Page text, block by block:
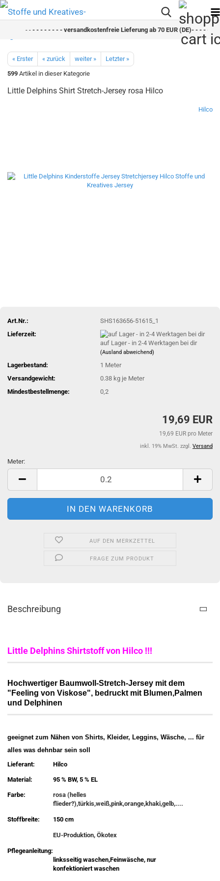
- -- - - - - - - - versandkostenfreie Lieferung ab 70 EUR (DE)- - - - - - -
« Erster « zurück weiter »
Letzter »
599 Artikel in dieser Kategorie
Little Delphins Shirt Stretch-Jersey rosa Hilco
Hilco
Art.Nr.:
SHS163656-51615_1
Lieferzeit:
auf Lager - in 2-4 Werktagen bei dir
(Ausland abweichend)
Lagerbestand: 1 Meter
Versandgewicht:
0.38 kg je Meter
Mindestbestellmenge:
0,2
19,69 EUR
19,69 EUR pro Meter
inkl. 19% MwSt. zzgl. Versand
Meter:
Meter
AUF DEN MERKZETTEL
FRAGE ZUM PRODUKT
Beschreibung
Little Delphins Shirtstoff von Hilco !!!
Hochwertiger Baumwoll-Stretch-Jersey mit dem
"Feeling von Viskose", bedruckt mit Blumen,Palmen
und Delphinen
geeignet zum Nähen von Shirts, Kleider, Leggins, Wäsche, ... für
alles was dehnbar sein soll
Lieferant:
Hilco
Material: 95 % BW, 5 % EL
Farbe:
rosa (helles
flieder?),türkis,weiß,pink,orange,khaki,gelb,....
Stoffbreite: 150 cm
EU-Produktion, Ökotex
Pflegeanleitung:
linksseitig waschen,Feinwäsche, nur
konfektioniert waschen